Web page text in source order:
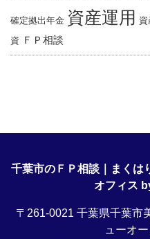
確定拠出年金 資産運用
資 ＦＰ相談
千葉市のＦＰ相談｜まくは
オフィス
〒261-0021 千葉県千葉市
ューオ